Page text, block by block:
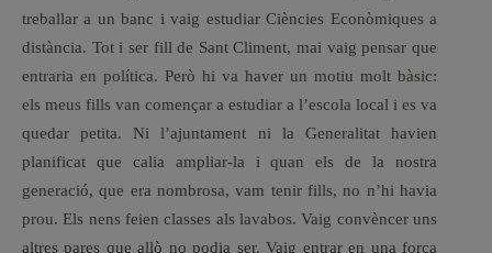
treballar a un banc i vaig estudiar Ciències Econòmiques a
distància. Tot i ser fill de Sant Climent, mai vaig pensar que
entraria en política. Però hi va haver un motiu molt bàsic:
els meus fills van començar a estudiar a l’escola local i es va
quedar petita. Ni l’ajuntament ni la Generalitat havien
planificat que calia ampliar-la i quan els de la nostra
generació, que era nombrosa, vam tenir fills, no n’hi havia
prou. Els nens feien classes als lavabos. Vaig convèncer uns
altres pares que allò no podia ser. Vaig entrar en una força